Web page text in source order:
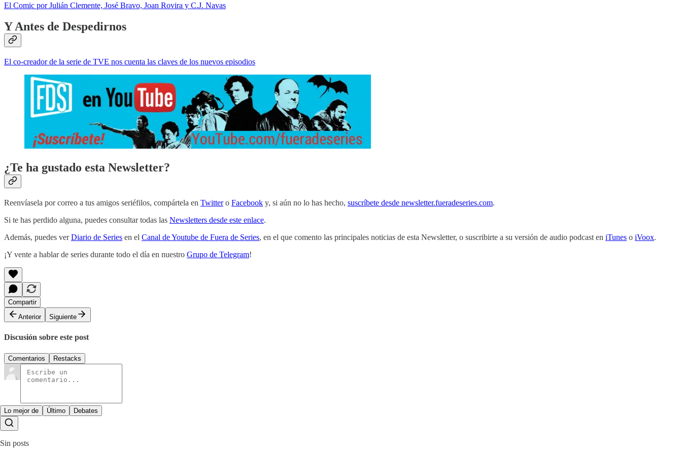
El Comic por Julián Clemente, José Bravo, Joan Rovira y C.J. Navas
Y Antes de Despedirnos
El co-creador de la serie de TVE nos cuenta las claves de los nuevos episodios
¿Te ha gustado esta Newsletter?
Reenvíasela por correo a tus amigos seriéfilos, compártela en Twittero Facebook y, si aún no lo has hecho, suscríbete desde newsletter.fueradeseries.com.
Si te has perdido alguna, puedes consultar todas las Newsletters desde este enlace.
Además, puedes verDiario de Series en el Canal de Youtube de Fuera de Series, en el que comento las principales noticias de esta Newsletter, o suscribirte a su versión de audio podcast en iTunes o iVoox.
¡Y vente a hablar de series durante todo el día en nuestro Grupo de Telegram!
Compartir
Anterior
Siguiente
Discusión sobre este post
Comentarios Restacks
Lo mejor de Último Debates
Sin posts